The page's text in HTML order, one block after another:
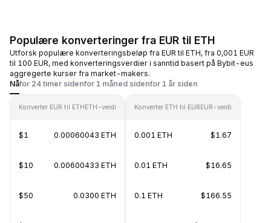
Populære konverteringer fra EUR til ETH
Utforsk populære konverteringsbeløp fra EUR til ETH, fra 0,001 EUR
til 100 EUR, med konverteringsverdier i sanntid basert på Bybit-eus
aggregerte kurser fra market-makers.
Nåfor 24 timer sidenfor 1 måned sidenfor 1 år siden
Konverter EUR til ETHETH-verdi
$1 0.00060043 ETH
$10 0.00600433 ETH
$50 0.0300 ETH
Konverter ETH til EUREUR-verdi
0.001 ETH $1.67
0.01 ETH $16.65
0.1 ETH $166.55